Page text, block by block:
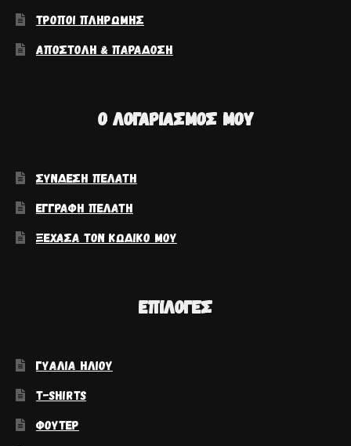
ΤΡΌΠΟΙ ΠΛΗΡΩΜΉΣ
ΑΠΟΣΤΟΛΉ & ΠΑΡΆΔΟΣΗ
Ο ΛΟΓΑΡΙΑΣΜΌΣ ΜΟΥ
ΣΎΝΔΕΣΗ ΠΕΛΆΤΗ
ΕΓΓΡΑΦΉ ΠΕΛΆΤΗ
ΞΈΧΑΣΑ ΤΟΝ ΚΩΔΙΚΌ ΜΟΥ
ΕΠΙΛΟΓΈΣ
ΓΥΑΛΙΆ ΗΛΊΟΥ
T-SHIRTS
ΦΟΎΤΕΡ